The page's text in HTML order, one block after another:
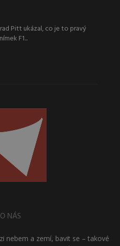
Pitt ukázal, co je to pravý
F1...
O NÁS
nebem a zemí, bavit se – takové